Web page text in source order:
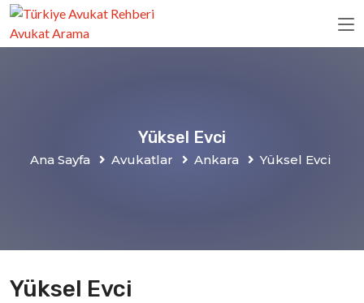
Yüksel Evci
Ana Sayfa Avukatlar Ankara Yüksel Evci
Yüksel Evci